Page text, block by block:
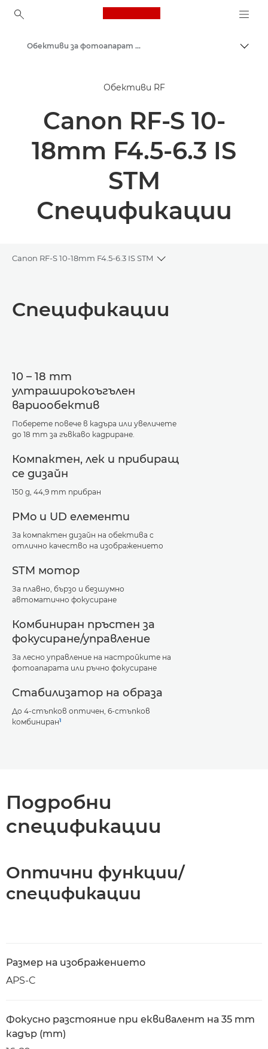
Canon Logo, back to
Обективи за фотоапарат Canon
Обективи RF
Canon RF-S 10-
18mm F4.5-6.3 IS
STM
Спецификации
Canon RF-S 10-18mm F4.5-6.3 IS STM
Toggle breadcrumbs
Спецификации
Спецификации
10 – 18 mm
ултраширокоъгълен
вариообектив
Поберете повече в кадъра или увеличете
до 18 mm за гъвкаво кадриране.
Компактен, лек и прибиращ
се дизайн
150 g, 44,9 mm прибран
PMo и UD елементи
За компактен дизайн на обектива с
отлично качество на изображението
STM мотор
За плавно, бързо и безшумно
автоматично фокусиране
Комбиниран пръстен за
фокусиране/управление
За лесно управление на настройките на
фотоапарата или ръчно фокусиране
Стабилизатор на образа
До 4-стъпков оптичен, 6-стъпков
комбиниран1
Подробни
спецификации
Оптични функции/
спецификации
Размер на изображението
APS-C
Фокусно разстояние при еквивалент на 35 mm
кадър (mm)